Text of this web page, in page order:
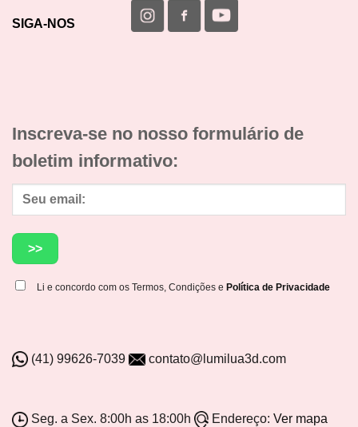
SIGA-NOS
Inscreva-se no nosso formulário de
boletim informativo:
Li e concordo com os Termos, Condições e Política de Privacidade
(41) 99626-7039 contato@lumilua3d.com
Seg. a Sex. 8:00h as 18:00h Endereço: Ver mapa